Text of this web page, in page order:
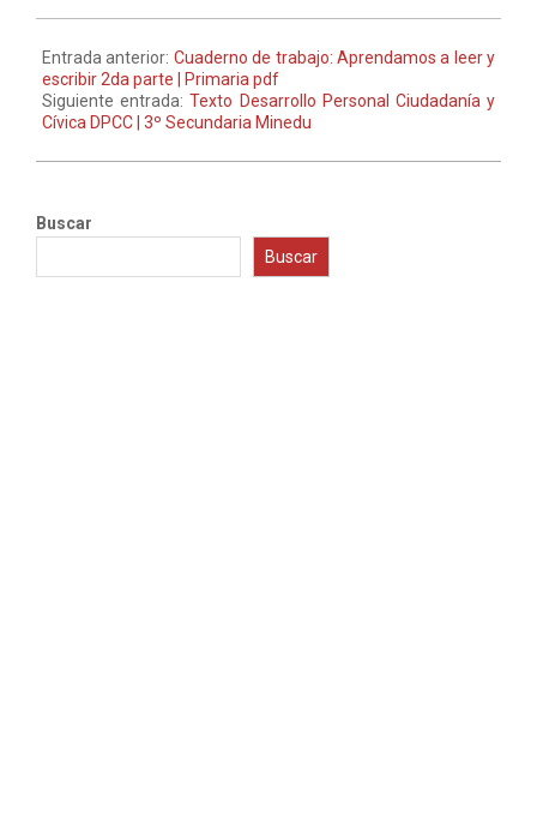
Entrada anterior: Cuaderno de trabajo: Aprendamos a leer y
escribir 2da parte | Primaria pdf
Siguiente entrada:Texto Desarrollo Personal Ciudadanía y
Cívica DPCC | 3º Secundaria Minedu
Buscar
Buscar